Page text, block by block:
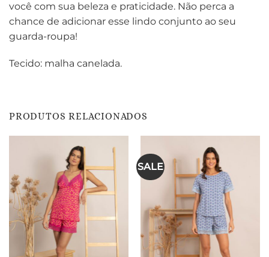
você com sua beleza e praticidade. Não perca a
chance de adicionar esse lindo conjunto ao seu
guarda-roupa!
Tecido: malha canelada.
PRODUTOS RELACIONADOS
SALE